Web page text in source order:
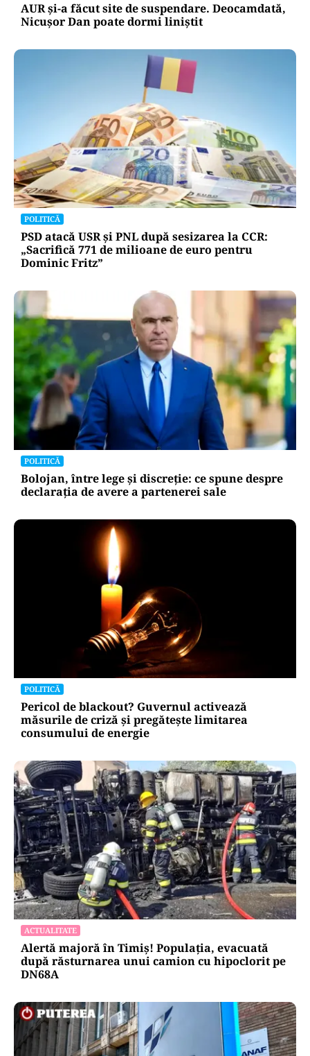
AUR și-a făcut site de suspendare. Deocamdată,
Nicușor Dan poate dormi liniștit
POLITICĂ
PSD atacă USR și PNL după sesizarea la CCR:
„Sacrifică 771 de milioane de euro pentru
Dominic Fritz”
POLITICĂ
Bolojan, între lege și discreție: ce spune despre
declarația de avere a partenerei sale
POLITICĂ
Pericol de blackout? Guvernul activează
măsurile de criză și pregătește limitarea
consumului de energie
ACTUALITATE
Alertă majoră în Timiș! Populația, evacuată
după răsturnarea unui camion cu hipoclorit pe
DN68A